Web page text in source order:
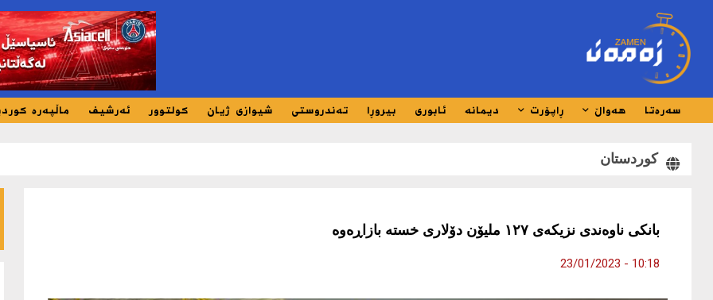
سەرەتا هەواڵ ڕاپۆرت دیمانە ئابوری بیروڕا تەندروستی شیوازی ژیان کولتوور ئەرشیف ماڵپەرە
کوردستان
بانکى ناوەندى نزیکەى ١٢٧ ملیۆن دۆلارى خستە بازاڕەوە
10:18 - 23/01/2023